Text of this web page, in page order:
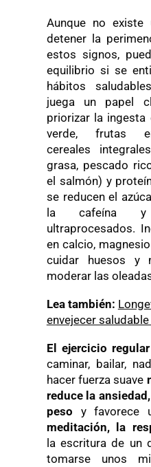
Aunque no existe
detener la
estos signos,
equilibrio si se
hábitos
juega un papel
priorizar la ingesta
verde, frutas
cereales
grasa, pescado
el salmón) y
se reducen el
la cafeína y
ultraprocesados.
en calcio,
cuidar huesos y
moderar las
Lea también:
envejecer
El ejercicio regular
caminar, bailar,
hacer fuerza suave
reduce la
peso y favorece
meditación, la
la escritura de un
tomarse unos